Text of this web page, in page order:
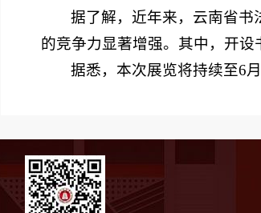
据了解，近年来，云南省
的竞争力显著增强。其中，开
据悉，本次展览将持续至6月